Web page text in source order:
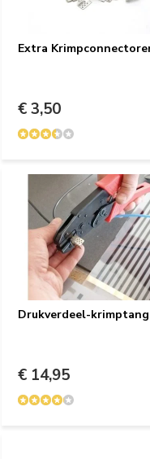
Extra
€ 3,50
Drukverdeel-krimptang
€ 14,95